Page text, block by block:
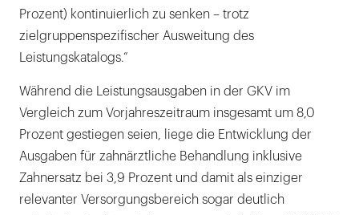
Prozent) kontinuierlich zu senken – trotz
zielgruppenspezifischer Ausweitung des
Leistungskatalogs.“
Während die Leistungsausgaben in der GKV im
Vergleich zum Vorjahreszeitraum insgesamt um 8,0
Prozent gestiegen seien, liege die Entwicklung der
Ausgaben für zahnärztliche Behandlung inklusive
Zahnersatz bei 3,9 Prozent und damit als einziger
relevanter Versorgungsbereich sogar deutlich